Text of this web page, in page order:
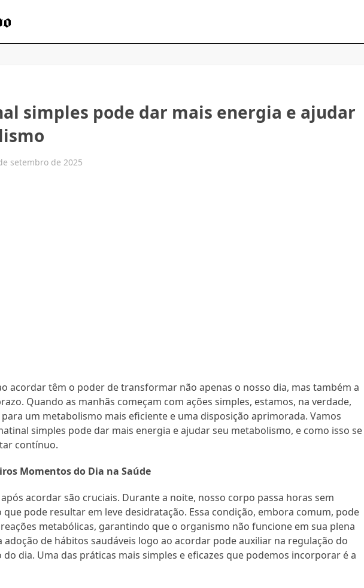
simples pode dar mais energia e ajudar
setembro de 2025
acordar têm o poder de transformar não apenas o nosso dia, mas também a
Quando as manhãs começam com ações simples, estamos, na verdade,
um metabolismo mais eficiente e uma disposição aprimorada. Vamos
simples pode dar mais energia e ajudar seu metabolismo, e como isso se
contínuo.
Momentos do Dia na Saúde
acordar são cruciais. Durante a noite, nosso corpo passa horas sem
pode resultar em leve desidratação. Essa condição, embora comum, pode
metabólicas, garantindo que o organismo não funcione em sua plena
adoção de hábitos saudáveis logo ao acordar pode auxiliar na regulação do
dia. Uma das práticas mais simples e eficazes que podemos incorporar é a